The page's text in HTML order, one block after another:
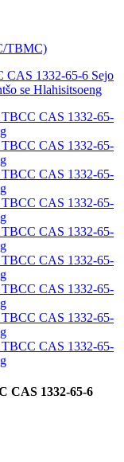
TBMC)
CAS 1332-65-6